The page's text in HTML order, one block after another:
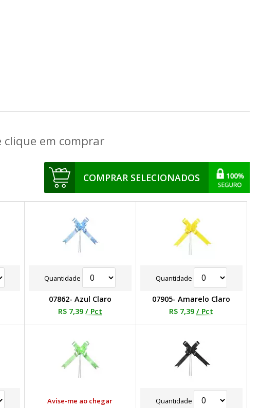
clique em comprar
COMPRAR SELECIONADOS
Quantidade
07862- Azul Claro
R$ 7,39 / Pct
Quantidade
07905- Amarelo Claro
R$ 7,39 / Pct
Avise-me ao chegar Quantidade